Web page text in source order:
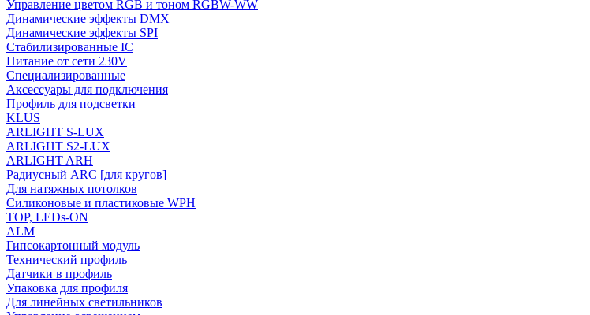
Управление цветом RGB и тоном RGBW-WW
Динамические эффекты DMX
Динамические эффекты SPI
Стабилизированные IC
Питание от сети 230V
Специализированные
Аксессуары для подключения
Профиль для подсветки
KLUS
ARLIGHT S-LUX
ARLIGHT S2-LUX
ARLIGHT ARH
Радиусный ARC [для кругов]
Для натяжных потолков
Силиконовые и пластиковые WPH
TOP, LEDs-ON
ALM
Гипсокартонный модуль
Технический профиль
Датчики в профиль
Упаковка для профиля
Для линейных светильников